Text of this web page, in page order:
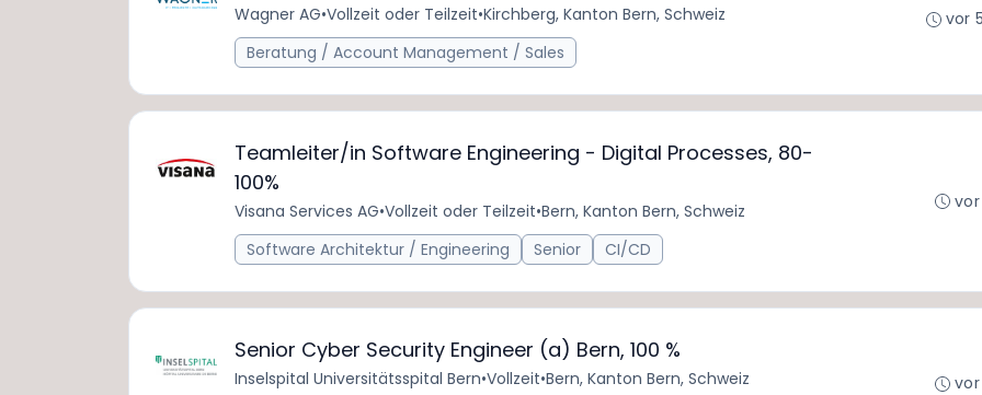
Wagner AG•Vollzeit oder Teilzeit•Kirchberg, Kanton Bern, Schweiz
Beratung / Account Management / Sales
vor
Teamleiter/in Software Engineering - Digital Processes, 80-
100%
Visana Services AG•Vollzeit oder Teilzeit•Bern, Kanton Bern, Schweiz
Software Architektur / Engineering
Senior CI/CD
vor
Senior Cyber Security Engineer (a) Bern, 100 %
Inselspital Universitätsspital Bern•Vollzeit•Bern, Kanton Bern, Schweiz
vor